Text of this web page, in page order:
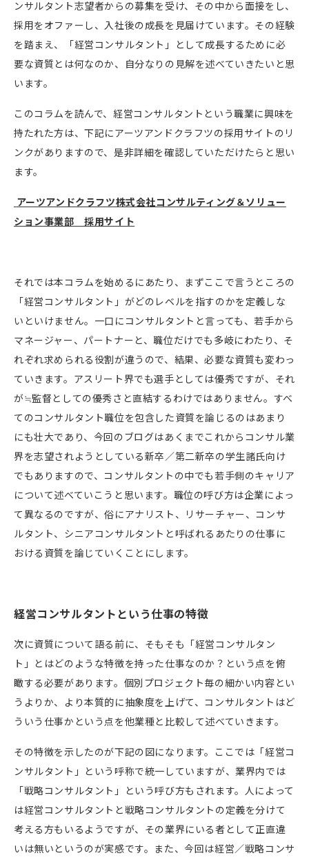
ンサルタント志望者からの募集を受け、その中から面接をし、
採用をオファーし、入社後の成長を見届けています。その経験
を踏まえ、「経営コンサルタント」として成長するために必
要な資質とは何なのか、自分なりの見解を述べていきたいと思
います。
このコラムを読んで、経営コンサルタントという職業に興味を
持たれた方は、下記にアーツアンドクラフツの採用サイトのリ
ンクがありますので、是非詳細を確認していただけたらと思い
ます。
アーツアンドクラフツ株式会社コンサルティング＆ソリュー
ション事業部 採用サイト
それでは本コラムを始めるにあたり、まずここで言うところの
「経営コンサルタント」がどのレベルを指すのかを定義しな
いといけません。一口にコンサルタントと言っても、若手から
マネージャー、パートナーと、職位だけでも多岐にわたり、そ
れぞれ求められる役割が違うので、結果、必要な資質も変わっ
ていきます。アスリート界でも選手としては優秀ですが、それ
が≒監督としての優秀さと直結するわけではありません。すべ
てのコンサルタント職位を包含した資質を論じるのはあまり
にも壮大であり、今回のブログはあくまでこれからコンサル業
界を志望されようとしている新卒／第二新卒の学生諸氏向け
でもありますので、コンサルタントの中でも若手側のキャリア
について述べていこうと思います。職位の呼び方は企業によっ
て異なるのですが、俗にアナリスト、リサーチャー、コンサ
ルタント、シニアコンサルタントと呼ばれるあたりの仕事に
おける資質を論じていくことにします。
経営コンサルタントという仕事の特徴
次に資質について語る前に、そもそも「経営コンサルタン
ト」とはどのような特徴を持った仕事なのか？という点を俯
瞰する必要があります。個別プロジェクト毎の細かい内容とい
うよりか、より本質的に抽象度を上げて、コンサルタントはど
ういう仕事かという点を他業種と比較して述べていきます。
その特徴を示したのが下記の図になります。ここでは「経営コ
ンサルタント」という呼称で統一していますが、業界内では
「戦略コンサルタント」という呼び方もされます。人によって
は経営コンサルタントと戦略コンサルタントの定義を分けて
考える方もいるようですが、その業界にいる者として正直違
いは無いというのが実感です。また、今回は経営／戦略コンサ